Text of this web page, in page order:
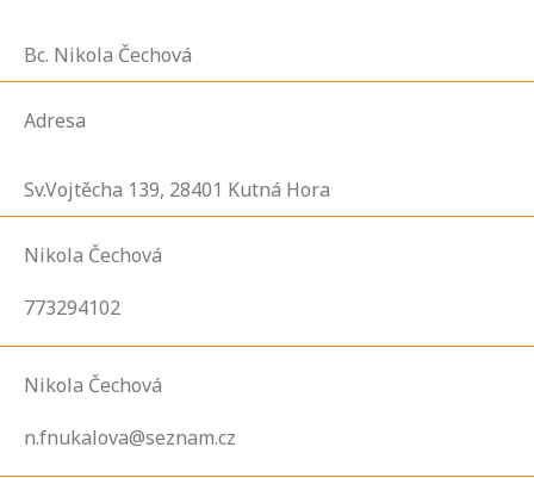
Bc. Nikola Čechová
Adresa
Sv.Vojtěcha 139, 28401 Kutná Hora
Nikola Čechová
773294102
Nikola Čechová
n.fnukalova@seznam.cz